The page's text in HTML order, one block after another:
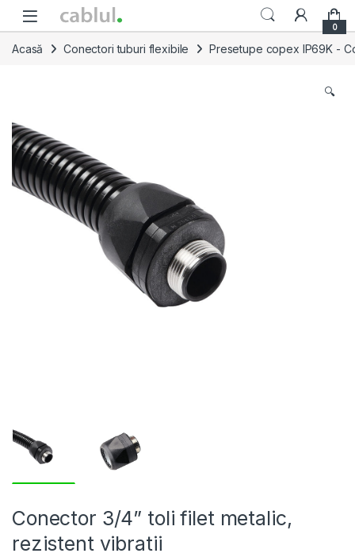
Skip to navigation
Skip to content
0
Acasă Conectori tuburi flexibile Presetupe copex IP69K -
🔍
Conector 3/4” toli filet metalic,
rezistent vibratii